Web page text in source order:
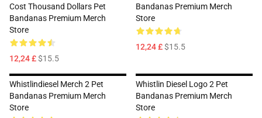
Cost Thousand Dollars Pet
Bandanas Premium Merch
Store
12,24 £$15.5
Bandanas Premium Merch
Store
12,24 £$15.5
Whistlindiesel Merch 2 Pet
Bandanas Premium Merch
Store
Whistlin Diesel Logo 2 Pet
Bandanas Premium Merch
Store